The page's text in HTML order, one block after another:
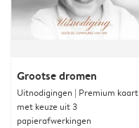
Grootse dromen
Uitnodigingen | Premium kaart
met keuze uit 3
papierafwerkingen